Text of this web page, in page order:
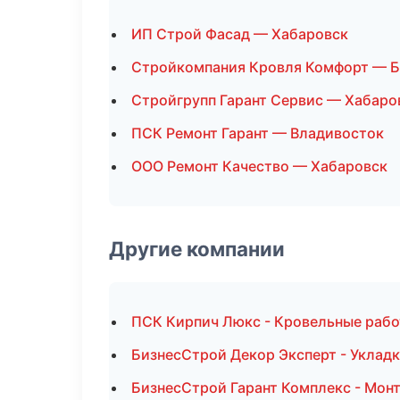
ИП Строй Фасад — Хабаровск
Стройкомпания Кровля Комфорт —
Стройгрупп Гарант Сервис —
ПСК Ремонт Гарант — Владивосток
ООО Ремонт Качество — Хабаровск
Другие компании
ПСК Кирпич Люкс - Кровельные
БизнесСтрой Декор Эксперт -
БизнесСтрой Гарант Комплекс -